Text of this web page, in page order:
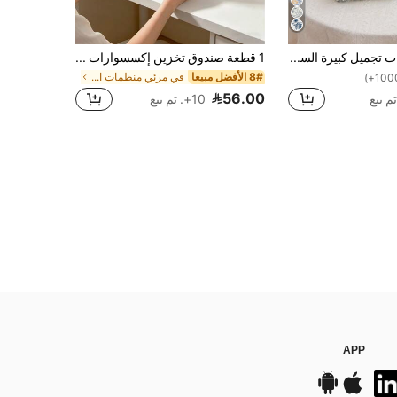
حقيبة مستحضرات تجميل كبيرة السعة مطبوعة مع مقبض، حقيبة تخزين أدوات المكياج المحمولة، حقيبة مكياج مطبوعة سميكة للنساء، حقيبة تخزين للسفر، حقيبة مستحضرات تجميل، حقيبة أدوات التجميل للسفر، الضروريات للسفر 1 قطعة صندوق تخزين إكسسوارات الشعر من الأكريليك عالي الشفافية 5 طبقات، صندوق مجوهرات بنمط درج مقاوم للغبار لتخزين ربطات الشعر ومشابك الشعر، صندوق منظم للزينة على المكتب
8# الأفضل مبيعا في مرئي منظمات المكياج
56.00 10+. تم بيع
APP